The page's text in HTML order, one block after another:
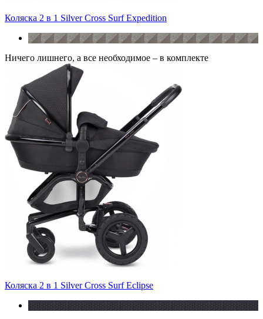
Коляска 2 в 1 Silver Cross Surf Expedition
Ничего лишнего, а все необходимое – в комплекте
Коляска 2 в 1 Silver Cross Surf Eclipse